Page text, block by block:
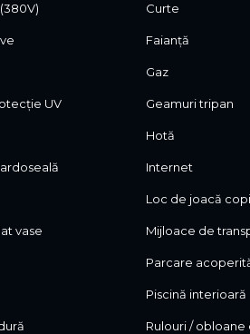
mobilata si utilata,
Curte
Faianță
Gaz
UV Geamuri tripan
Hotă
Internet
Loc de joacă
vase Mijloace de
Parcare
Piscină interioară
Rulouri /